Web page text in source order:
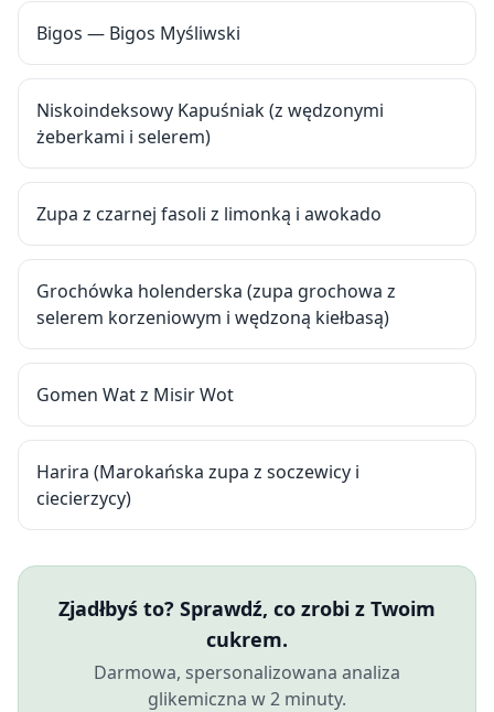
Bigos — Bigos Myśliwski
Niskoindeksowy Kapuśniak (z wędzonymi
żeberkami i selerem)
Zupa z czarnej fasoli z limonką i awokado
Grochówka holenderska (zupa grochowa z
selerem korzeniowym i wędzoną kiełbasą)
Gomen Wat z Misir Wot
Harira (Marokańska zupa z soczewicy i
ciecierzycy)
Zjadłbyś to? Sprawdź, co zrobi z Twoim
cukrem.
Darmowa, spersonalizowana analiza
glikemiczna w 2 minuty.